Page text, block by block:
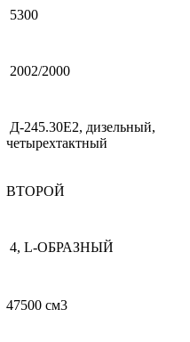
5300
2002/2000
Д-245.30Е2, дизельный,
четырехтактный
ВТОРОЙ
4, L-ОБРАЗНЫЙ
47500 см3